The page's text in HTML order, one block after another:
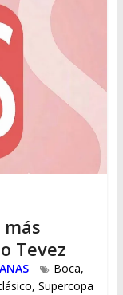
Tevez
Boca,
, Supercopa